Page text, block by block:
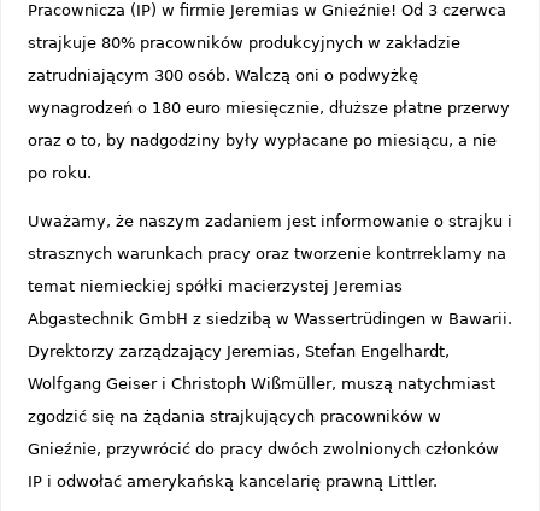
Pracownicza (IP) w firmie Jeremias w Gnieźnie! Od 3 czerwca
strajkuje 80% pracowników produkcyjnych w zakładzie
zatrudniającym 300 osób. Walczą oni o podwyżkę
wynagrodzeń o 180 euro miesięcznie, dłuższe płatne przerwy
oraz o to, by nadgodziny były wypłacane po miesiącu, a nie
po roku.
Uważamy, że naszym zadaniem jest informowanie o strajku i
strasznych warunkach pracy oraz tworzenie kontrreklamy na
temat niemieckiej spółki macierzystej Jeremias
Abgastechnik GmbH z siedzibą w Wassertrüdingen w Bawarii.
Dyrektorzy zarządzający Jeremias, Stefan Engelhardt,
Wolfgang Geiser i Christoph Wißmüller, muszą natychmiast
zgodzić się na żądania strajkujących pracowników w
Gnieźnie, przywrócić do pracy dwóch zwolnionych członków
IP i odwołać amerykańską kancelarię prawną Littler.